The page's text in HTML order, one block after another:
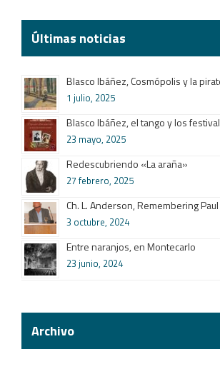
Últimas noticias
Blasco Ibáñez, Cosmópolis y la
1 julio, 2025
Blasco Ibáñez, el tango y los
23 mayo, 2025
Redescubriendo «La araña»
27 febrero, 2025
Ch. L. Anderson, Remembering
3 octubre, 2024
Entre naranjos, en Montecarlo
23 junio, 2024
Archivo